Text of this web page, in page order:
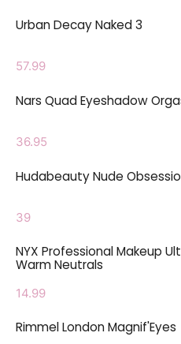
Urban Decay Naked 3
57.99
Nars Quad Eyeshadow
36.95
Hudabeauty Nude
39
NYX Professional Makeup
Warm Neutrals
14.99
Rimmel London Magnif'Eyes